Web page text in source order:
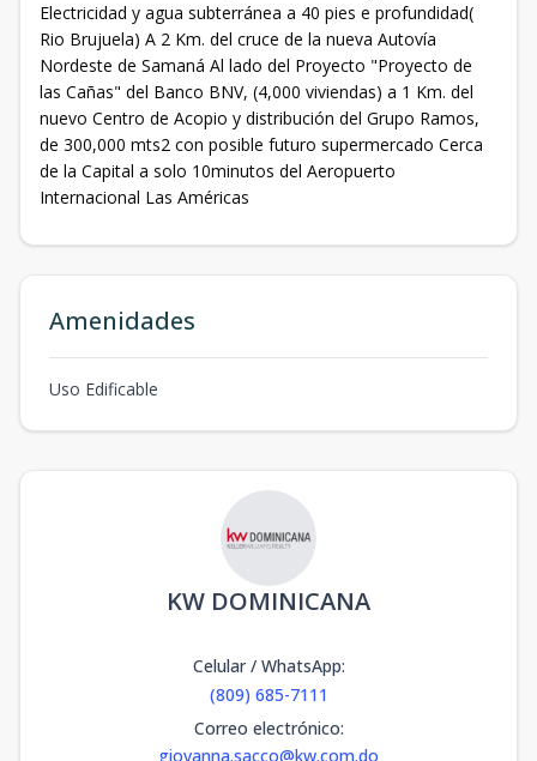
Electricidad y agua subterránea a 40 pies e profundidad(
Rio Brujuela) A 2 Km. del cruce de la nueva Autovía
Nordeste de Samaná Al lado del Proyecto "Proyecto de
las Cañas" del Banco BNV, (4,000 viviendas) a 1 Km. del
nuevo Centro de Acopio y distribución del Grupo Ramos,
de 300,000 mts2 con posible futuro supermercado Cerca
de la Capital a solo 10minutos del Aeropuerto
Internacional Las Américas
Amenidades
Uso Edificable
KW DOMINICANA
Celular / WhatsApp:
(809) 685-7111
Correo electrónico:
giovanna.sacco@kw.com.do